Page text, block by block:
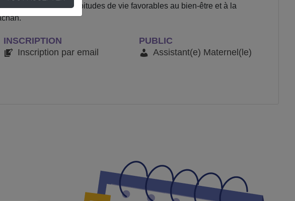
rapidement des habitudes de vie favorables au bien-être et à la
INSCRIPTION
Inscription par email
PUBLIC
Assistant(e) Maternel(le)